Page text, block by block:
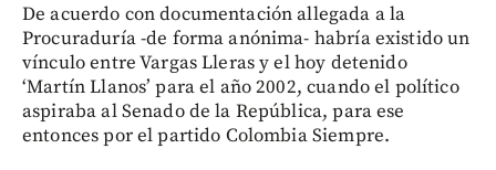
De acuerdo con documentación allegada a la
Procuraduría -de forma anónima- habría existido un
vínculo entre Vargas Lleras y el hoy detenido
‘Martín Llanos’ para el año 2002, cuando el político
aspiraba al Senado de la República, para ese
entonces por el partido Colombia Siempre.